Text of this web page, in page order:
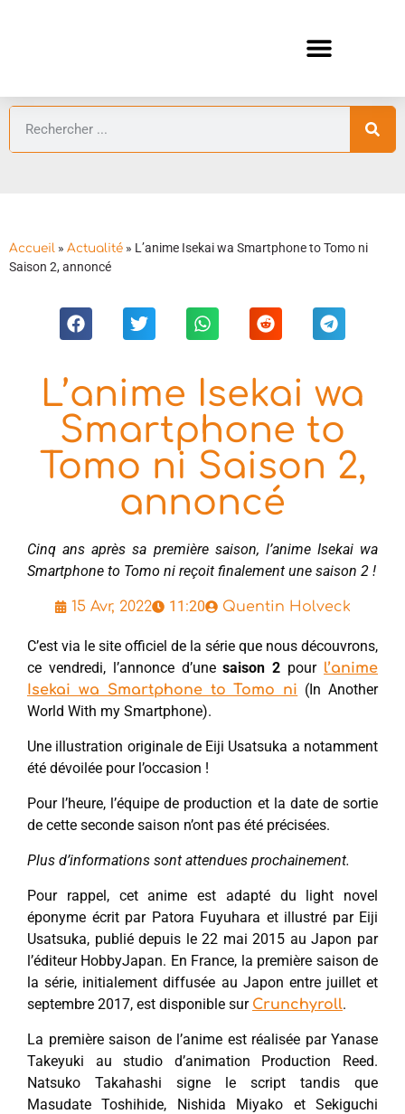
Accueil » Actualité » L’anime Isekai wa Smartphone to Tomo ni
Saison 2, annoncé
L’anime Isekai wa
Smartphone to
Tomo ni Saison 2,
annoncé
Cinq ans après sa première saison, l’anime Isekai wa
Smartphone to Tomo ni reçoit finalement une saison 2 !
15 Avr, 2022 11:20 Quentin Holveck
C’est via le site officiel de la série que nous découvrons,
ce vendredi, l’annonce d’unesaison 2 pour l’anime
Isekai wa Smartphone to Tomo ni (In Another
World With my Smartphone).
Une illustration originale de Eiji Usatsuka a notamment
été dévoilée pour l’occasion !
Pour l’heure, l’équipe de production et la date de sortie
de cette seconde saison n’ont pas été précisées.
Plus d’informations sont attendues prochainement.
Pour rappel, cet anime est adapté du light novel
éponyme écrit par Patora Fuyuhara et illustré par Eiji
Usatsuka, publié depuis le 22 mai 2015 au Japon par
l’éditeur HobbyJapan. En France, la première saison de
la série, initialement diffusée au Japon entre juillet et
septembre 2017, est disponible sur Crunchyroll.
La première saison de l’anime est réalisée par Yanase
Takeyuki au studio d’animation Production Reed.
Natsuko Takahashi signe le script tandis que
Masudate Toshihide, Nishida Miyako et Sekiguchi